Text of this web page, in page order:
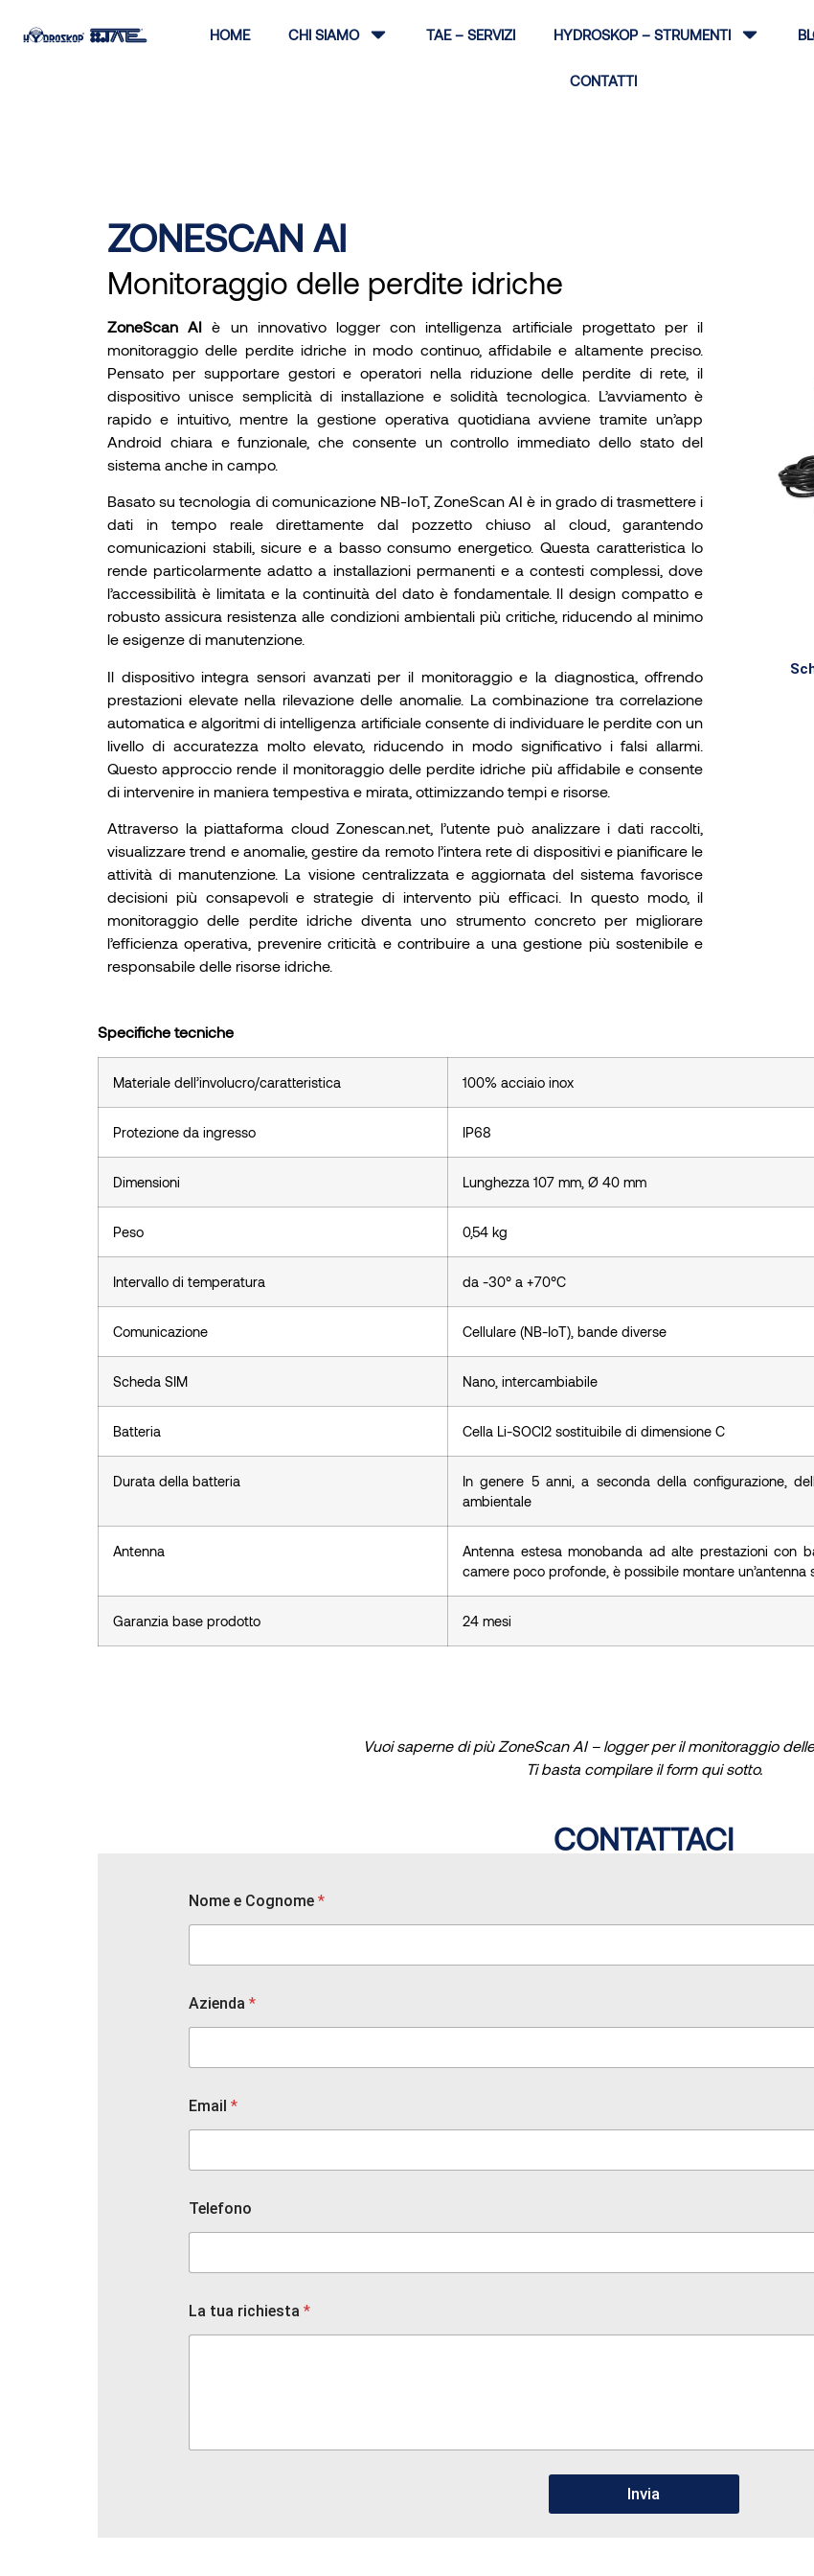
HOME CHI SIAMO TAE – SERVIZI HYDROSKOP – STRUMENTI
CONTATTI
ZONESCAN AI
Monitoraggio delle perdite idriche
ZoneScan AI è un innovativo logger con intelligenza artificiale progettato per il
monitoraggio delle perdite idriche in modo continuo, affidabile e altamente preciso.
Pensato per supportare gestori e operatori nella riduzione delle perdite di rete, il
dispositivo unisce semplicità di installazione e solidità tecnologica. L’avviamento è
rapido e intuitivo, mentre la gestione operativa quotidiana avviene tramite un’app
Android chiara e funzionale, che consente un controllo immediato dello stato del
sistema anche in campo.
Basato su tecnologia di comunicazione NB-IoT, ZoneScan AI è in grado di trasmettere i
dati in tempo reale direttamente dal pozzetto chiuso al cloud, garantendo
comunicazioni stabili, sicure e a basso consumo energetico. Questa caratteristica lo
rende particolarmente adatto a installazioni permanenti e a contesti complessi, dove
l’accessibilità è limitata e la continuità del dato è fondamentale. Il design compatto e
robusto assicura resistenza alle condizioni ambientali più critiche, riducendo al minimo
le esigenze di manutenzione.
Il dispositivo integra sensori avanzati per il monitoraggio e la diagnostica, offrendo
prestazioni elevate nella rilevazione delle anomalie. La combinazione tra correlazione
automatica e algoritmi di intelligenza artificiale consente di individuare le perdite con un
livello di accuratezza molto elevato, riducendo in modo significativo i falsi allarmi.
Questo approccio rende il monitoraggio delle perdite idriche più affidabile e consente
di intervenire in maniera tempestiva e mirata, ottimizzando tempi e risorse.
Attraverso la piattaforma cloud Zonescan.net, l’utente può analizzare i dati raccolti,
visualizzare trend e anomalie, gestire da remoto l’intera rete di dispositivi e pianificare le
attività di manutenzione. La visione centralizzata e aggiornata del sistema favorisce
decisioni più consapevoli e strategie di intervento più efficaci. In questo modo, il
monitoraggio delle perdite idriche diventa uno strumento concreto per migliorare
l’efficienza operativa, prevenire criticità e contribuire a una gestione più sostenibile e
responsabile delle risorse idriche.
Specifiche tecniche
Materiale dell’involucro/caratteristica 100% acciaio inox
Protezione da ingresso IP68
Dimensioni Lunghezza 107 mm, Ø 40 mm
Peso 0,54 kg
Intervallo di temperatura da -30° a +70°C
Comunicazione Cellulare (NB-IoT), bande diverse
Scheda SIM Nano, intercambiabile
Batteria Cella Li-SOCl2 sostituibile di dimensione C
Durata della batteria
In genere 5 anni, a seconda della configurazione,
ambientale
Antenna
Antenna estesa monobanda ad alte prestazioni con
camere poco profonde, è possibile montare
Garanzia base prodotto 24 mesi
Vuoi saperne di più ZoneScan AI – logger per il monitoraggio
Ti basta compilare il form qui sotto.
CONTATTACI
Nome e Cognome *
Azienda *
o
m
C
g
n
o
e
Email *
Telefono
La tua richiesta *
Invia